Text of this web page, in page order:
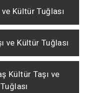
Kültür Tuğlası
ve Kültür Tuğlası
Kültür Taşı ve